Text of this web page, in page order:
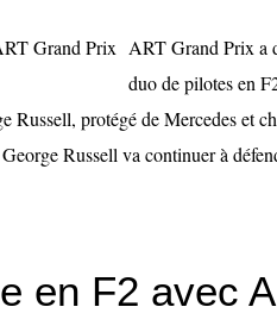
ART Grand Prix a
duo de pilotes en
Russell, protégé de Mercedes et
Russell va continuer à
en F2 avec